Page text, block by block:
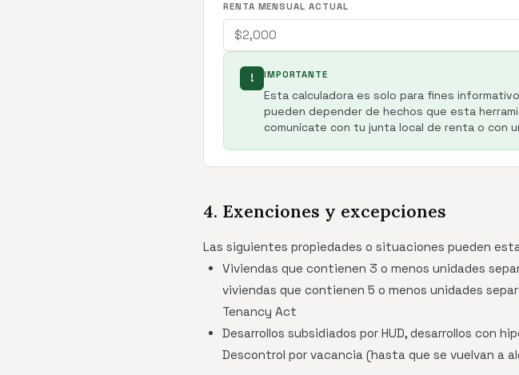
RENTA MENSUAL ACTUAL
! IMPORTANTE
Esta calculadora es solo para fines
pueden depender de hechos que esta
comunícate con tu junta local de renta o con
4. Exenciones y excepciones
Las siguientes propiedades o situaciones pueden
Viviendas que contienen 3 o menos unidades
viviendas que contienen 5 o menos unidades
Tenancy Act
Desarrollos subsidiados por HUD, desarrollos con
Descontrol por vacancia (hasta que se vuelvan a